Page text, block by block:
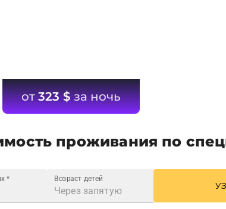
от323 $за ночь
проживания по
* Возраст детей